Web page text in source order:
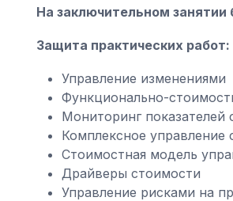
На заключительном
Защита практических работ:
Управление изменениями
Функционально-
Мониторинг показателей
Комплексное управление
Стоимостная модель
Драйверы стоимости
Управление рисками на